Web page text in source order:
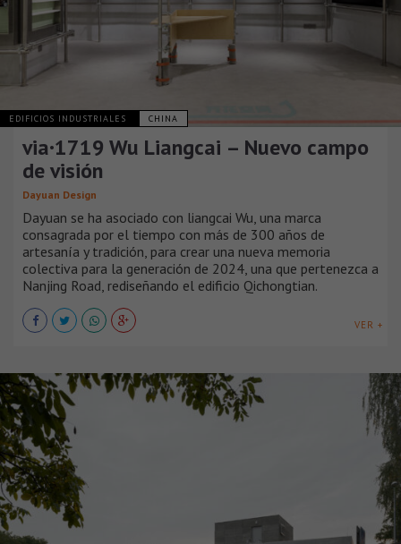
EDIFICIOS INDUSTRIALES CHINA
via·1719 Wu Liangcai – Nuevo campo
de visión
Dayuan Design
Dayuan se ha asociado con liangcai Wu, una marca
consagrada por el tiempo con más de 300 años de
artesanía y tradición, para crear una nueva memoria
colectiva para la generación de 2024, una que pertenezca a
Nanjing Road, rediseñando el edificio Qichongtian.
VER +